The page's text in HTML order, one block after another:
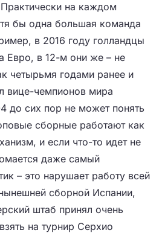
на каждом
бы одна большая команда
в 2016 году голландцы
Евро, в 12-м они же – не
четырьмя годами ранее и
вице-чемпионов мира
до сих пор не может понять
сборные работают как
и если что-то идет не
даже самый
– это нарушает работу всей
сборной Испании,
штаб принял очень
на турнир Серхио